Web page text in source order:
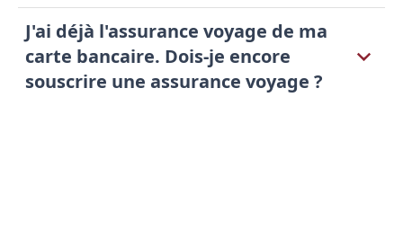
J'ai déjà l'assurance voyage de ma
carte bancaire. Dois-je encore
souscrire une assurance voyage ?